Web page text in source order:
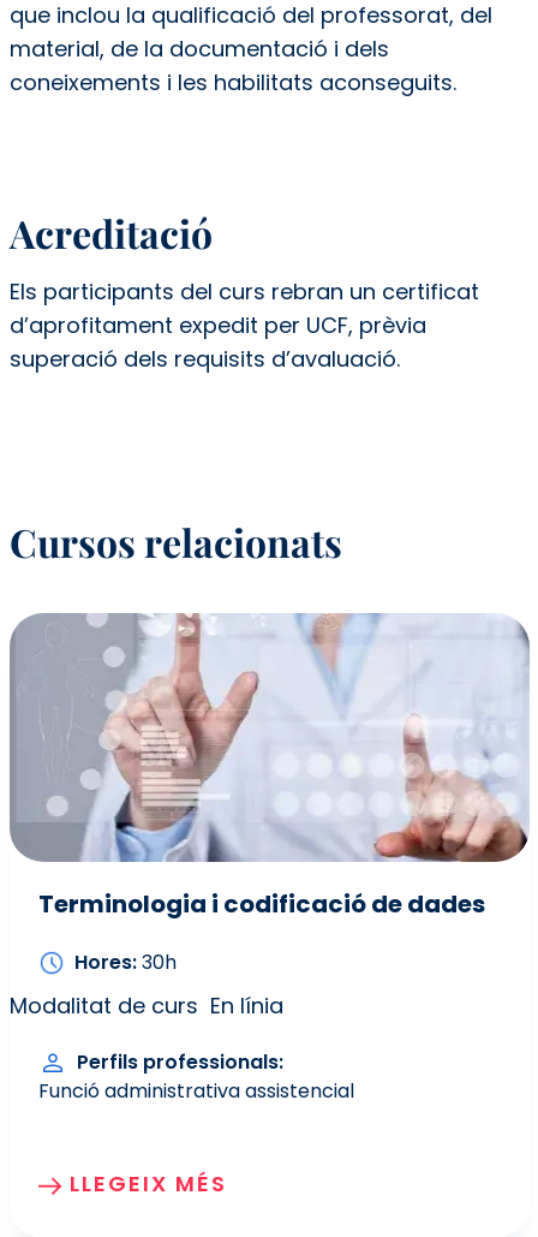
que inclou la qualificació del professorat, del
material, de la documentació i dels
coneixements i les habilitats aconseguits.
Acreditació
Els participants del curs rebran un certificat
d’aprofitament expedit per UCF, prèvia
superació dels requisits d’avaluació.
Cursos relacionats
Terminologia i codificació de dades
Hores 30h
Modalitat de curs En línia
Perfils professionals
Funció administrativa assistencial
LLEGEIX MÉS